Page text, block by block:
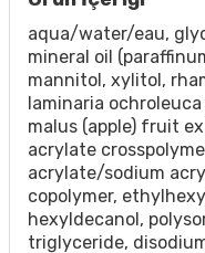
aqua/water/eau,
mineral oil
mannitol, xylitol,
laminaria
malus (apple) fruit
acrylate
acrylate/sodium
copolymer,
hexyldecanol,
triglyceride,